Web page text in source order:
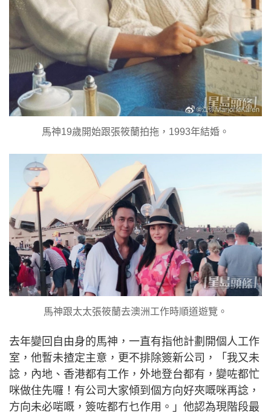
馬神19歲開始跟張筱蘭拍拖，1993年結婚。
馬神跟太太張筱蘭去澳洲工作時順道遊覽。
去年變回自由身的馬神，一直有指他計劃開個人工作
室，他暫未揸定主意，更不排除簽新公司，「我又未
諗，內地、香港都有工作，外地登台都有，變咗都忙
咪做住先囉！有公司大家傾到個方向好夾嘅咪再諗，
方向未必啱嘅，簽咗都冇乜作用。」他認為現階段最